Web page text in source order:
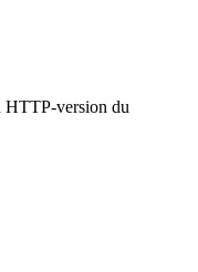
HTTP-version du